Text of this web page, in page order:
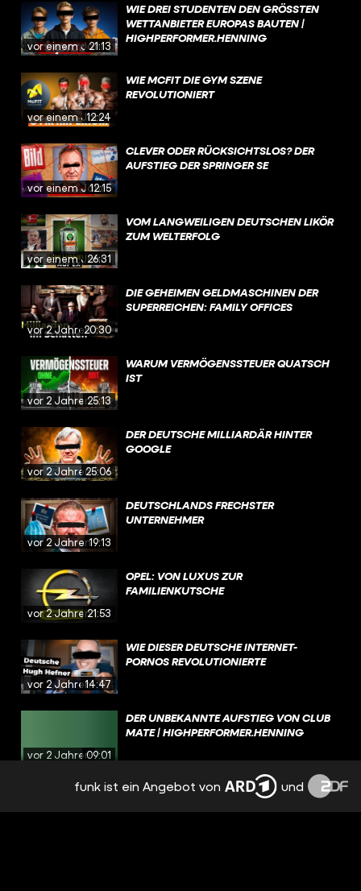
vor einem Jahr
21:13
WIE DREI STUDENTEN DEN GRÖSSTEN W
ETTANBIETER EUROPAS BAUTEN | H
IGHPERFORMER.HENNING
vor einem Jahr
12:24
WIE MCFIT DIE GYM SZENE
REVOLUTIONIERT
vor einem Jahr
12:15
CLEVER ODER RÜCKSICHTSLOS? DER
AUFSTIEG DER SPRINGER SE
vor einem Jahr
26:31
VOM LANGWEILIGEN DEUTSCHEN LIKÖR
ZUM WELTERFOLG
vor 2 Jahren20:30
DIE GEHEIMEN GELDMASCHINEN DER
SUPERREICHEN: FAMILY OFFICES
vor 2 Jahren25:13
WARUM VERMÖGENSSTEUER QUATSCH
IST
vor 2 Jahren25:06
DER DEUTSCHE MILLIARDÄR HINTER
GOOGLE
vor 2 Jahren19:13
DEUTSCHLANDS FRECHSTER
UNTERNEHMER
vor 2 Jahren21:53
OPEL: VON LUXUS ZUR
FAMILIENKUTSCHE
vor 2 Jahren14:47
WIE DIESER DEUTSCHE INTERNET-
PORNOS REVOLUTIONIERTE
vor 2 Jahren09:01
DER UNBEKANNTE AUFSTIEG VON CLUB
MATE | HIGHPERFORMER.HENNING
SNUS: BESTES GESCHÄFTSMODELL DER
WELT | HIGHPERFORMER.HENNING
funk ist ein Angebot von und